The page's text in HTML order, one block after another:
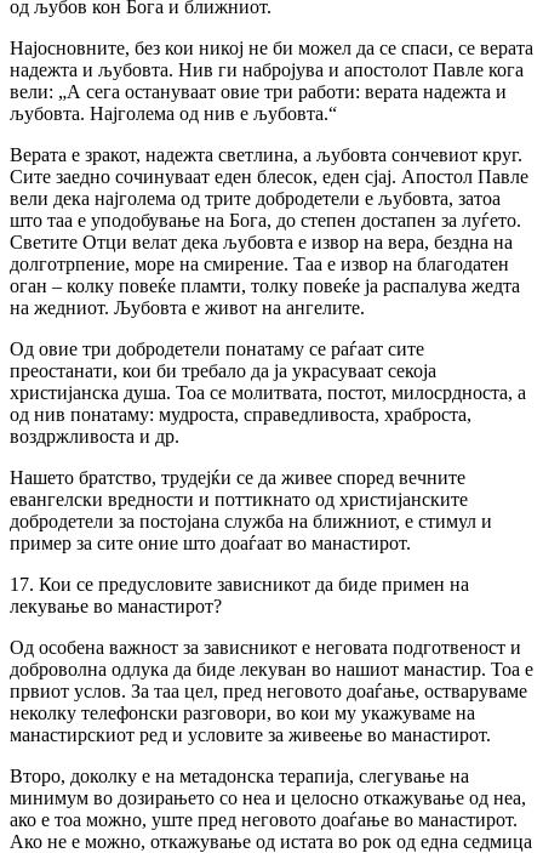
од љубов кон Бога и ближниот.
Најосновните, без кои никој не би можел да се спаси, се верата
надежта и љубовта. Нив ги набројува и апостолот Павле кога
вели: „А сега остануваат овие три работи: верата надежта и
љубовта. Најголема од нив е љубовта.“
Верата е зракот, надежта светлина, а љубовта сончевиот круг.
Сите заедно сочинуваат еден блесок, еден сјај. Апостол Павле
вели дека најголема од трите добродетели е љубовта, затоа
што таа е уподобување на Бога, до степен достапен за луѓето.
Светите Отци велат дека љубовта е извор на вера, бездна на
долготрпение, море на смирение. Таа е извор на благодатен
оган – колку повеќе пламти, толку повеќе ја распалува жедта
на жедниот. Љубовта е живот на ангелите.
Од овие три добродетели понатаму се раѓаат сите
преостанати, кои би требало да ја украсуваат секоја
христијанска душа. Тоа се молитвата, постот, милосрдноста, а
од нив понатаму: мудроста, справедливоста, храброста,
воздржливоста и др.
Нашето братство, трудејќи се да живее според вечните
евангелски вредности и поттикнато од христијанските
добродетели за постојана служба на ближниот, е стимул и
пример за сите оние што доаѓаат во манастирот.
17. Кои се предусловите зависникот да биде примен на
лекување во манастирот?
Од особена важност за зависникот е неговата подготвеност и
доброволна одлука да биде лекуван во нашиот манастир. Тоа е
првиот услов. За таа цел, пред неговото доаѓање, остваруваме
неколку телефонски разговори, во кои му укажуваме на
манастирскиот ред и условите за живеење во манастирот.
Второ, доколку е на метадонска терапија, слегување на
минимум во дозирањето со неа и целосно откажување од неа,
ако е тоа можно, уште пред неговото доаѓање во манастирот.
Ако не е можно, откажување од истата во рок од една седмица